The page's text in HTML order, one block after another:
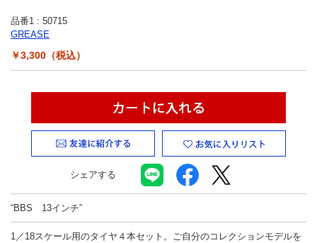
GAZOO Shopping
品番1 : 50715
GREASE
￥3,300（税込）
シェアする
“BBS 13インチ”
1／18スケール用のタイヤ４本セット。ご自分のコレクションモデルを